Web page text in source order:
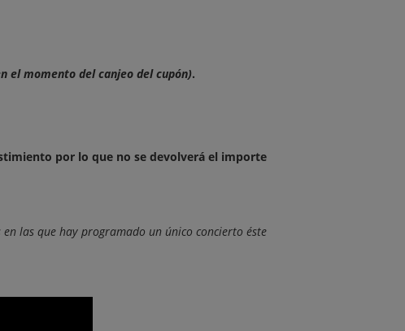
el momento del canjeo del cupón).
por lo que no se devolverá el importe
las que hay programado un único concierto éste